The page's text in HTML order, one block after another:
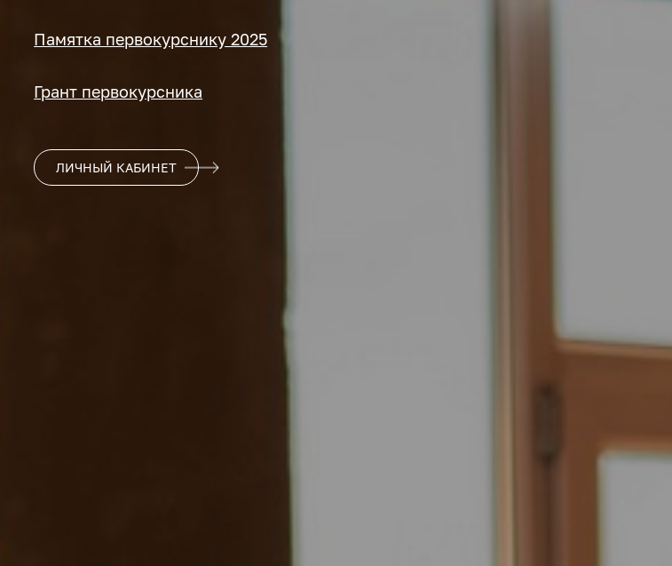
Памятка первокурснику 2025
Грант первокурсника
ЛИЧНЫЙ КАБИНЕТ